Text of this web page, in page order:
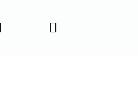
PřihlášeníNákupní